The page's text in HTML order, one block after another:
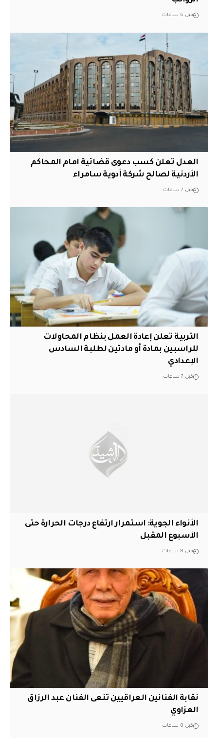
قبل 6 ساعات
العدل تعلن كسب دعوى قضائية امام المحاكم
الأردنية لصالح شركة أدوية سامراء
قبل 7 ساعات
التربية تعلن إعادة العمل بنظام المحاولات
للراسبين بمادة أو مادتين لطلبة السادس
الإعدادي
قبل 7 ساعات
الأنواء الجوية: استمرار ارتفاع درجات الحرارة حتى
الأسبوع المقبل
قبل 8 ساعات
نقابة الفنانين العراقيين تنعى الفنان عبد الرزاق
العزاوي
قبل 8 ساعات